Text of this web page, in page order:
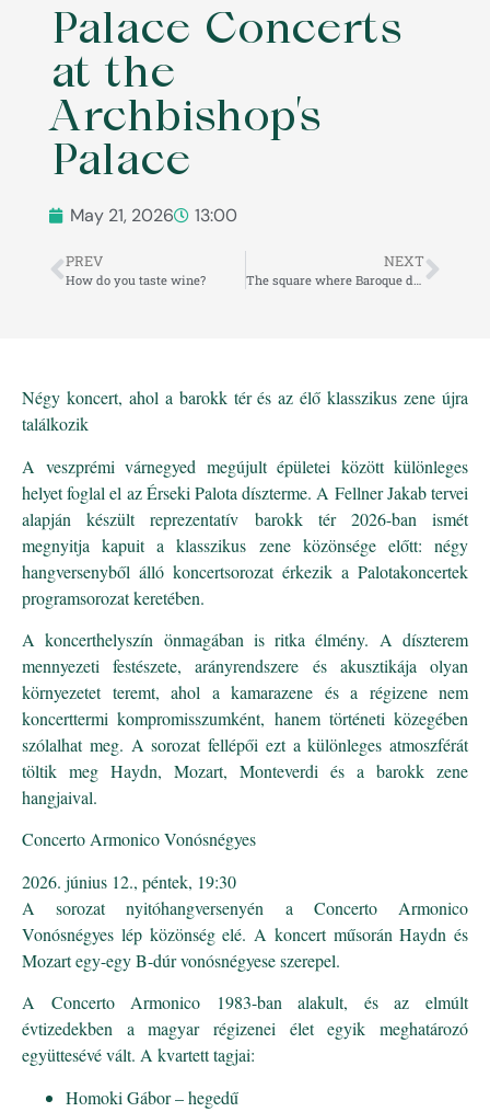
Palace Concerts
at the
Archbishop’s
Palace
May 21, 2026 13:00
PREV
How do you taste wine?
NEXT
The square where Baroque devotion immortalized the Holy Trinity in stone
Négy koncert, ahol a barokk tér és az élő klasszikus zene újra
találkozik
A veszprémi várnegyed megújult épületei között különleges
helyet foglal el az Érseki Palota díszterme. A Fellner Jakab tervei
alapján készült reprezentatív barokk tér 2026-ban ismét
megnyitja kapuit a klasszikus zene közönsége előtt: négy
hangversenyből álló koncertsorozat érkezik a Palotakoncertek
programsorozat keretében.
A koncerthelyszín önmagában is ritka élmény. A díszterem
mennyezeti festészete, arányrendszere és akusztikája olyan
környezetet teremt, ahol a kamarazene és a régizene nem
koncerttermi kompromisszumként, hanem történeti közegében
szólalhat meg. A sorozat fellépői ezt a különleges atmoszférát
töltik meg Haydn, Mozart, Monteverdi és a barokk zene
hangjaival.
Concerto Armonico Vonósnégyes
június 12., péntek, 19:30
A sorozat nyitóhangversenyén a Concerto Armonico
Vonósnégyes lép közönség elé. A koncert műsorán Haydn és
Mozart egy-egy B-dúr vonósnégyese szerepel.
A Concerto Armonico 1983-ban alakult, és az elmúlt
évtizedekben a magyar régizenei élet egyik meghatározó
együttesévé vált. A kvartett tagjai:
Homoki Gábor – hegedű